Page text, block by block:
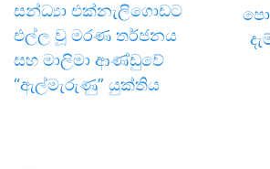
සන්ධ්‍යා එක්නැලිගොඩට
එල්ල වූ මරණ තර්ජනය
සහ මාලිමා ආණ්ඩුවේ
“ඇල්මැරුණු” යුක්තිය